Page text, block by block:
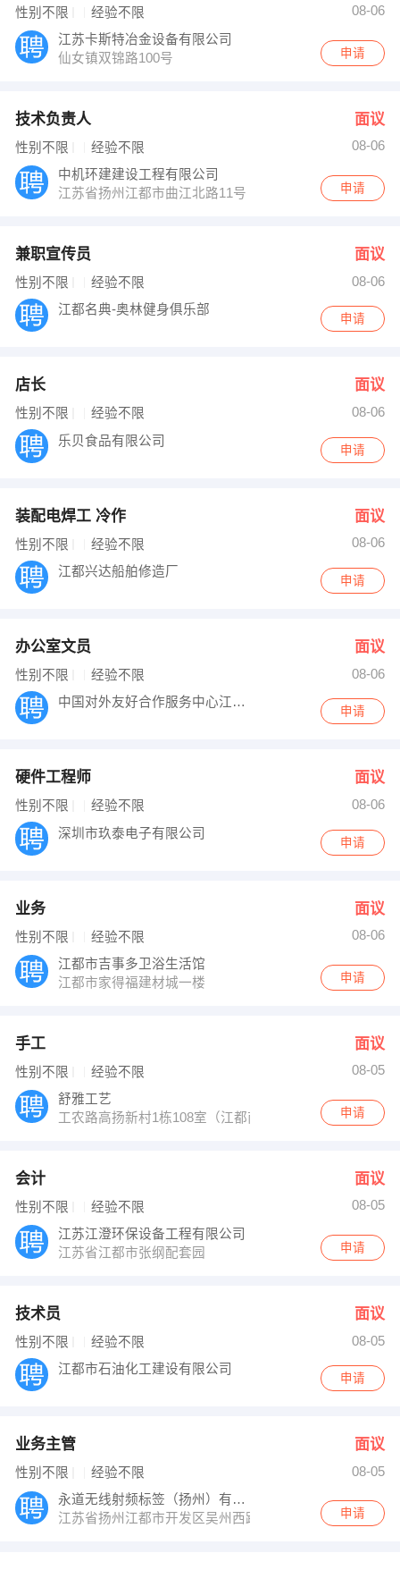
性别不限 经验不限
08-06
江苏卡斯特冶金设备有限公司
仙女镇双锦路100号
申请
技术负责人 面议
性别不限 经验不限
08-06
中机环建建设工程有限公司
江苏省扬州江都市曲江北路11号
申请
兼职宣传员 面议
性别不限 经验不限
08-06
江都名典-奥林健身俱乐部
申请
店长 面议
性别不限 经验不限
08-06
乐贝食品有限公司
申请
装配电焊工 冷作 面议
性别不限 经验不限
08-06
江都兴达船舶修造厂
申请
办公室文员 面议
性别不限 经验不限
08-06
中国对外友好合作服务中心江苏办公室
申请
硬件工程师 面议
性别不限 经验不限
08-06
深圳市玖泰电子有限公司
申请
业务 面议
性别不限 经验不限
08-06
江都市吉事多卫浴生活馆
江都市家得福建材城一楼
申请
手工 面议
性别不限 经验不限
08-05
舒雅工艺
工农路高扬新村1栋108室（江都商城向西30米）申请
会计 面议
性别不限 经验不限
08-05
江苏江澄环保设备工程有限公司
江苏省江都市张纲配套园
申请
技术员 面议
性别不限 经验不限
08-05
江都市石油化工建设有限公司
申请
业务主管 面议
性别不限 经验不限
08-05
永道无线射频标签（扬州）有限公司
江苏省扬州江都市开发区吴州西路8号
申请